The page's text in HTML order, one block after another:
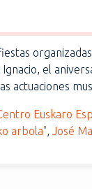
el
actuaciones
Euskaro
arbola",José